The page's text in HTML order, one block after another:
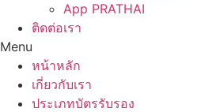
App PRATHAI
ติดต่อเรา
Menu
หน้าหลัก
เกี่ยวกับเรา
ประเภทบัตรรับรอง